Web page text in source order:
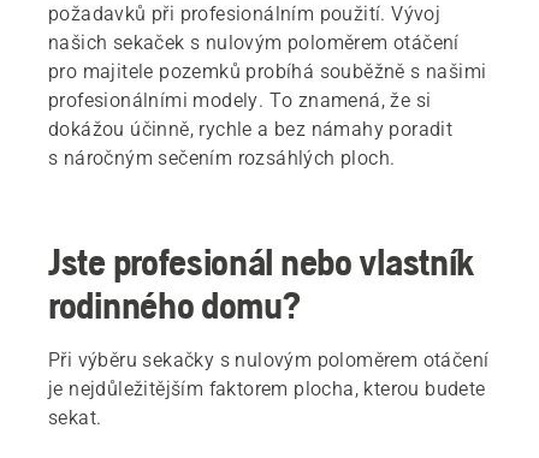
požadavků při profesionálním použití. Vývoj
našich sekaček s nulovým poloměrem otáčení
pro majitele pozemků probíhá souběžně s našimi
profesionálními modely. To znamená, že si
dokážou účinně, rychle a bez námahy poradit
s náročným sečením rozsáhlých ploch.
Jste profesionál nebo vlastník
rodinného domu?
Při výběru sekačky s nulovým poloměrem otáčení
je nejdůležitějším faktorem plocha, kterou budete
sekat.